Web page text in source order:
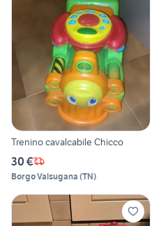
Trenino cavalcabile Chicco
30 €
Borgo Valsugana (TN)